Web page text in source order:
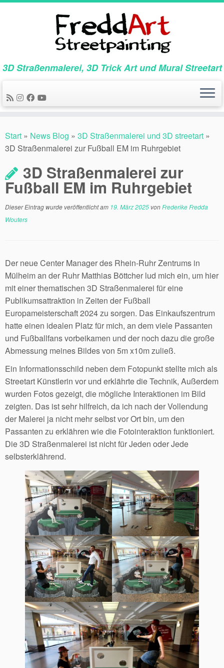
Zum
3D Straßenmalerei, 3D Trick Art und Mural Streetart
Start » News Blog » 3D Straßenmalerei und 3D streetart »
3D Straßenmalerei zur Fußball EM im Ruhrgebiet
3D Straßenmalerei zur
Fußball EM im Ruhrgebiet
Dieser Eintrag wurde veröffentlicht am 19. März 2025 vonFrederike Fredda
Wouters
Der neue Center Manager des Rhein-Ruhr Zentrums in
Mülheim an der Ruhr Matthias Böttcher lud mich ein, um hier
mit einer thematischen 3D Straßenmalerei für eine
Publikumsattraktion in Zeiten der Fußball
Europameisterschaft 2024 zu sorgen. Das Einkaufszentrum
hatte einen idealen Platz für mich, an dem viele Passanten
und Fußballfans vorbeikamen und der noch dazu die große
Abmessung meines Bildes von 5m x10m zuließ.
Ein Informationsschild neben dem Fotopunkt stellte mich als
Streetart Künstlerin vor und erklährte die Technik, Außerdem
wurden Fotos gezeigt, die mögliche Interaktionen im Bild
zeigten. Das ist sehr hilfreich, da ich nach der Vollendung
der Malerei ja nicht mehr selbst vor Ort bin, um den
Passanten zu erklähren wie die Fotointeraktion funktioniert.
Die 3D Straßenmalerei ist nicht für Jeden oder Jede
selbsterklährend.